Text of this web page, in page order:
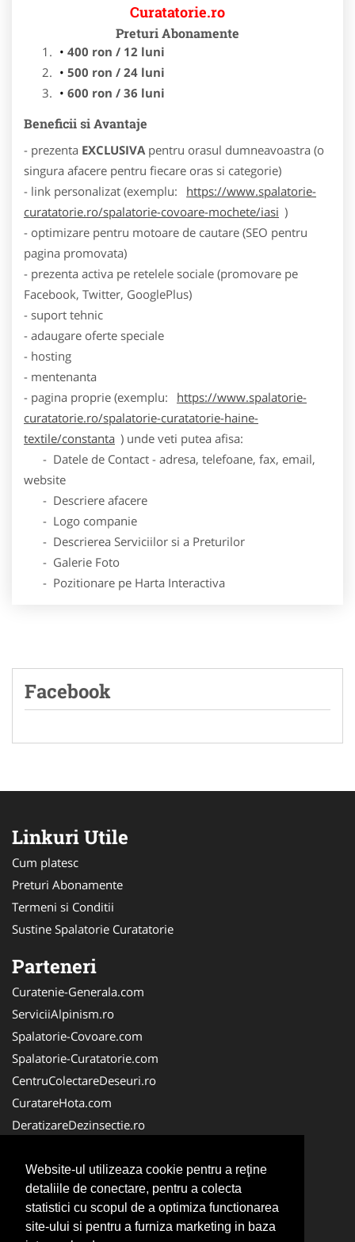
Website-ul utilizeaza cookie pentru a reţine
detaliile de conectare, pentru a colecta
statistici cu scopul de a optimiza functionarea
site-ului si pentru a furniza marketing in baza
Curatatorie.ro
Preturi Abonamente
400 ron / 12 luni
500 ron / 24 luni
600 ron / 36 luni
Beneficii si Avantaje
- prezenta EXCLUSIVA pentru orasul dumneavoastra (o
singura afacere pentru fiecare oras si categorie)
- link personalizat (exemplu:
https://www.spalatorie-
curatatorie.ro/spalatorie-covoare-mochete/iasi )
- optimizare pentru motoare de cautare (SEO pentru
pagina promovata)
- prezenta activa pe retelele sociale (promovare pe
Facebook, Twitter, GooglePlus)
- suport tehnic
- adaugare oferte speciale
- hosting
- mentenanta
- pagina proprie (exemplu:
https://www.spalatorie-
curatatorie.ro/spalatorie-curatatorie-haine-
textile/constanta ) unde veti putea afisa:
- Datele de Contact - adresa, telefoane, fax, email,
website
- Descriere afacere
- Logo companie
- Descrierea Serviciilor si a Preturilor
- Galerie Foto
- Pozitionare pe Harta Interactiva
Facebook
Linkuri Utile
Cum platesc
Preturi Abonamente
Termeni si Conditii
Sustine Spalatorie Curatatorie
Parteneri
Curatenie-Generala.com
ServiciiAlpinism.ro
Spalatorie-Covoare.com
Spalatorie-Curatatorie.com
CentruColectareDeseuri.ro
CuratareHota.com
DeratizareDezinsectie.ro
ColectareDeseuriMedicale.com
FirmaDeratizare.ro
Service-Reparatii.com
Servicii-DDD.com